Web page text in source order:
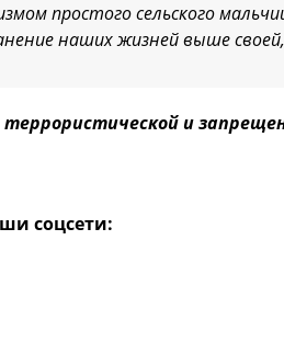
простого сельского
наших жизней выше
террористической и
соцсети: